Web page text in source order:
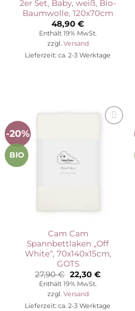
2er Set, Baby, weiß, Bio-
Baumwolle, 120x70cm
48,90 €
Enthält 19% MwSt.
zzgl. Versand
Lieferzeit: ca. 2-3 Werktage
-20%
BIO
Cam Cam
Spannbettlaken „Off
White“, 70x140x15cm,
GOTS
27,90€ Ursprünglicher
Preis
war:
27,90 €
22,30 €Aktueller
Enthält 19% MwSt.
zzgl. Versand
Lieferzeit: ca. 2-3 Werktage